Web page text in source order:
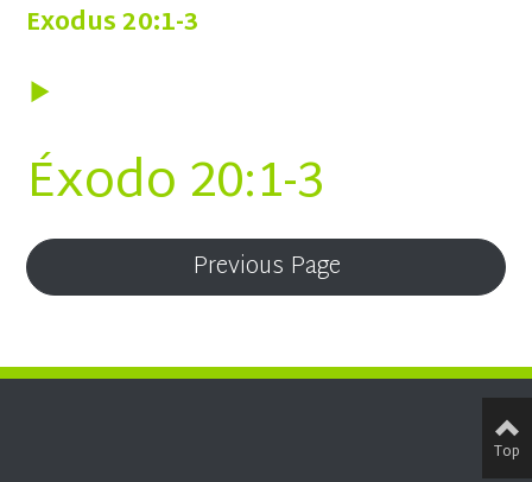
Exodus 20:1-3
Éxodo 20:1-3
Previous Page
Top